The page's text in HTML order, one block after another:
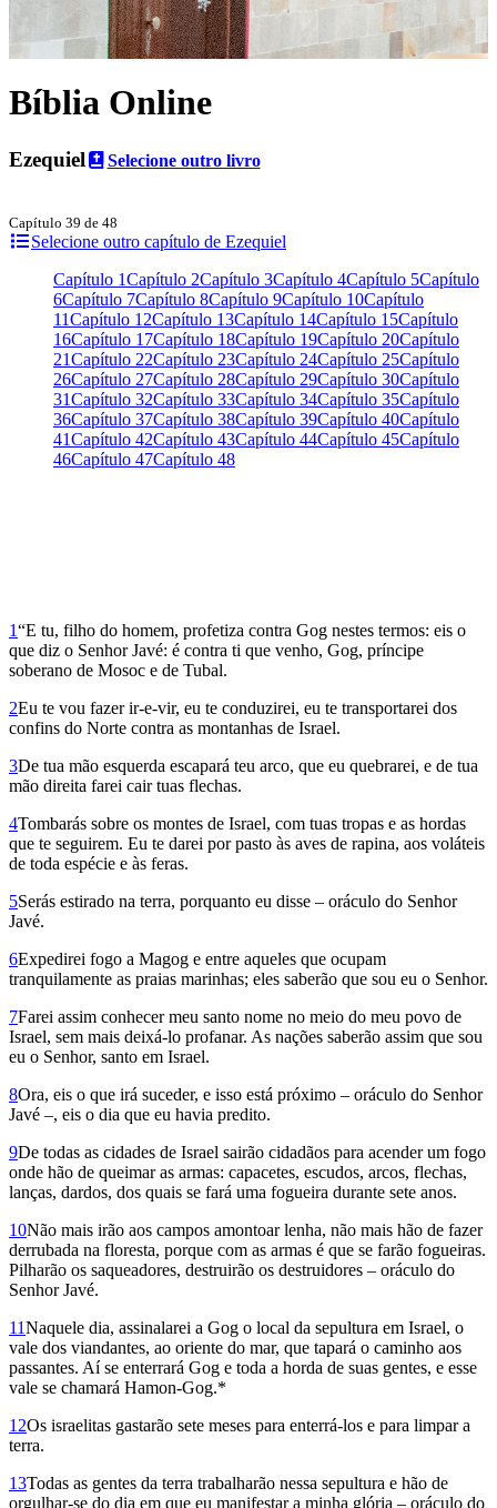
Bíblia Online
Ezequiel Selecione outro livro
Capítulo 39 de 48
Selecione outro capítulo de Ezequiel
Capítulo 1Capítulo 2Capítulo 3Capítulo 4Capítulo 5Capítulo
6Capítulo 7Capítulo 8Capítulo 9Capítulo 10Capítulo
11Capítulo 12Capítulo 13Capítulo 14Capítulo 15Capítulo
16Capítulo 17Capítulo 18Capítulo 19Capítulo 20Capítulo
21Capítulo 22Capítulo 23Capítulo 24Capítulo 25Capítulo
26Capítulo 27Capítulo 28Capítulo 29Capítulo 30Capítulo
31Capítulo 32Capítulo 33Capítulo 34Capítulo 35Capítulo
36Capítulo 37Capítulo 38Capítulo 39Capítulo 40Capítulo
41Capítulo 42Capítulo 43Capítulo 44Capítulo 45Capítulo
46Capítulo 47Capítulo 48
1“E tu, filho do homem, profetiza contra Gog nestes termos: eis o
que diz o Senhor Javé: é contra ti que venho, Gog, príncipe
soberano de Mosoc e de Tubal.
2Eu te vou fazer ir-e-vir, eu te conduzirei, eu te transportarei dos
confins do Norte contra as montanhas de Israel.
3De tua mão esquerda escapará teu arco, que eu quebrarei, e de tua
mão direita farei cair tuas flechas.
4Tombarás sobre os montes de Israel, com tuas tropas e as hordas
que te seguirem. Eu te darei por pasto às aves de rapina, aos voláteis
de toda espécie e às feras.
5Serás estirado na terra, porquanto eu disse – oráculo do Senhor
Javé.
6Expedirei fogo a Magog e entre aqueles que ocupam
tranquilamente as praias marinhas; eles saberão que sou eu o Senhor.
7Farei assim conhecer meu santo nome no meio do meu povo de
Israel, sem mais deixá-lo profanar. As nações saberão assim que sou
eu o Senhor, santo em Israel.
8Ora, eis o que irá suceder, e isso está próximo – oráculo do Senhor
Javé –, eis o dia que eu havia predito.
9De todas as cidades de Israel sairão cidadãos para acender um fogo
onde hão de queimar as armas: capacetes, escudos, arcos, flechas,
lanças, dardos, dos quais se fará uma fogueira durante sete anos.
10Não mais irão aos campos amontoar lenha, não mais hão de fazer
derrubada na floresta, porque com as armas é que se farão fogueiras.
Pilharão os saqueadores, destruirão os destruidores – oráculo do
Senhor Javé.
11Naquele dia, assinalarei a Gog o local da sepultura em Israel, o
vale dos viandantes, ao oriente do mar, que tapará o caminho aos
passantes. Aí se enterrará Gog e toda a horda de suas gentes, e esse
vale se chamará Hamon-Gog.*
12Os israelitas gastarão sete meses para enterrá-los e para limpar a
terra.
13Todas as gentes da terra trabalharão nessa sepultura e hão de
orgulhar-se do dia em que eu manifestar a minha glória – oráculo do